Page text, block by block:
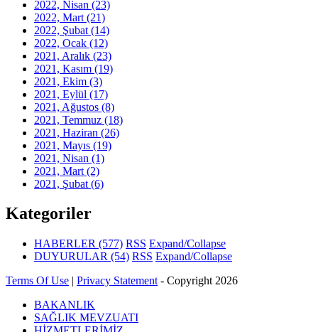
2022, Nisan (23)
2022, Mart (21)
2022, Şubat (14)
2022, Ocak (12)
2021, Aralık (23)
2021, Kasım (19)
2021, Ekim (3)
2021, Eylül (17)
2021, Ağustos (8)
2021, Temmuz (18)
2021, Haziran (26)
2021, Mayıs (19)
2021, Nisan (1)
2021, Mart (2)
2021, Şubat (6)
Kategoriler
HABERLER (577) RSS Expand/Collapse
DUYURULAR (54) RSS Expand/Collapse
Terms Of Use | Privacy Statement - Copyright 2026
BAKANLIK
SAĞLIK MEVZUATI